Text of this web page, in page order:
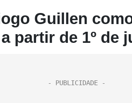
Guillen
partir de 1º de